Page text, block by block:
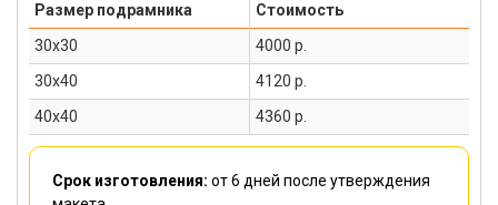
Размер подрамника
Стоимость
30х30
4000 р.
30х40
4120 р.
40х40
4360 р.
Срок изготовления: от 6 дней после утверждения